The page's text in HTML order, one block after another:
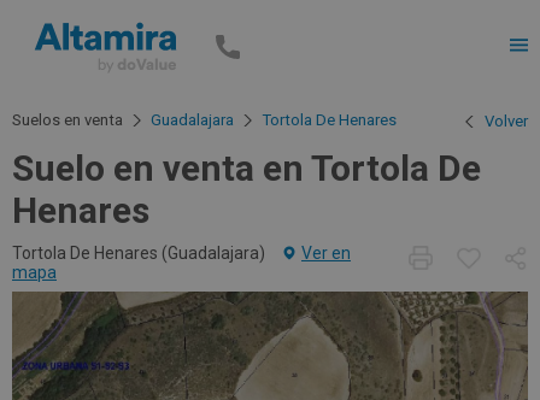
Suelos en venta Guadalajara Tortola De Henares Volver
Suelo en venta en Tortola De
Henares
Tortola De Henares (Guadalajara)
Ver en
mapa